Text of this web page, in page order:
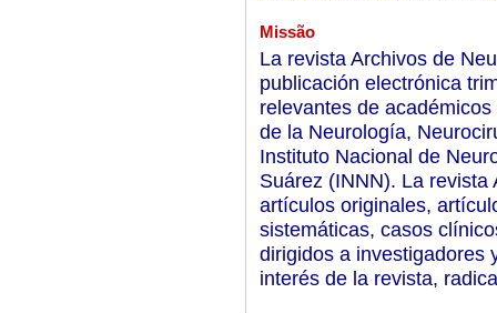
Missão
La revista Archivos de
publicación electrónica
relevantes de
de la Neurología,
Instituto Nacional de
Suárez (INNN). La
artículos originales,
sistemáticas, casos
dirigidos a investigadores
interés de la revista,